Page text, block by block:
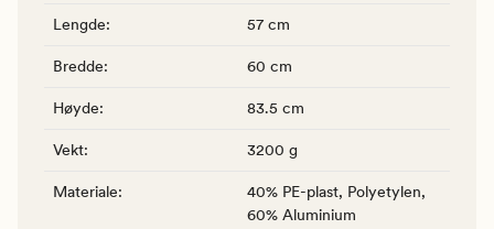
Lengde: 57 cm
Bredde: 60 cm
Høyde: 83.5 cm
Vekt: 3200 g
Materiale:
40% PE-plast, Polyetylen,
60% Aluminium